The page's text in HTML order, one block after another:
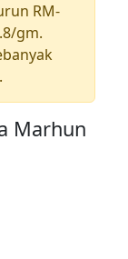
RM-
gm.
Marhun